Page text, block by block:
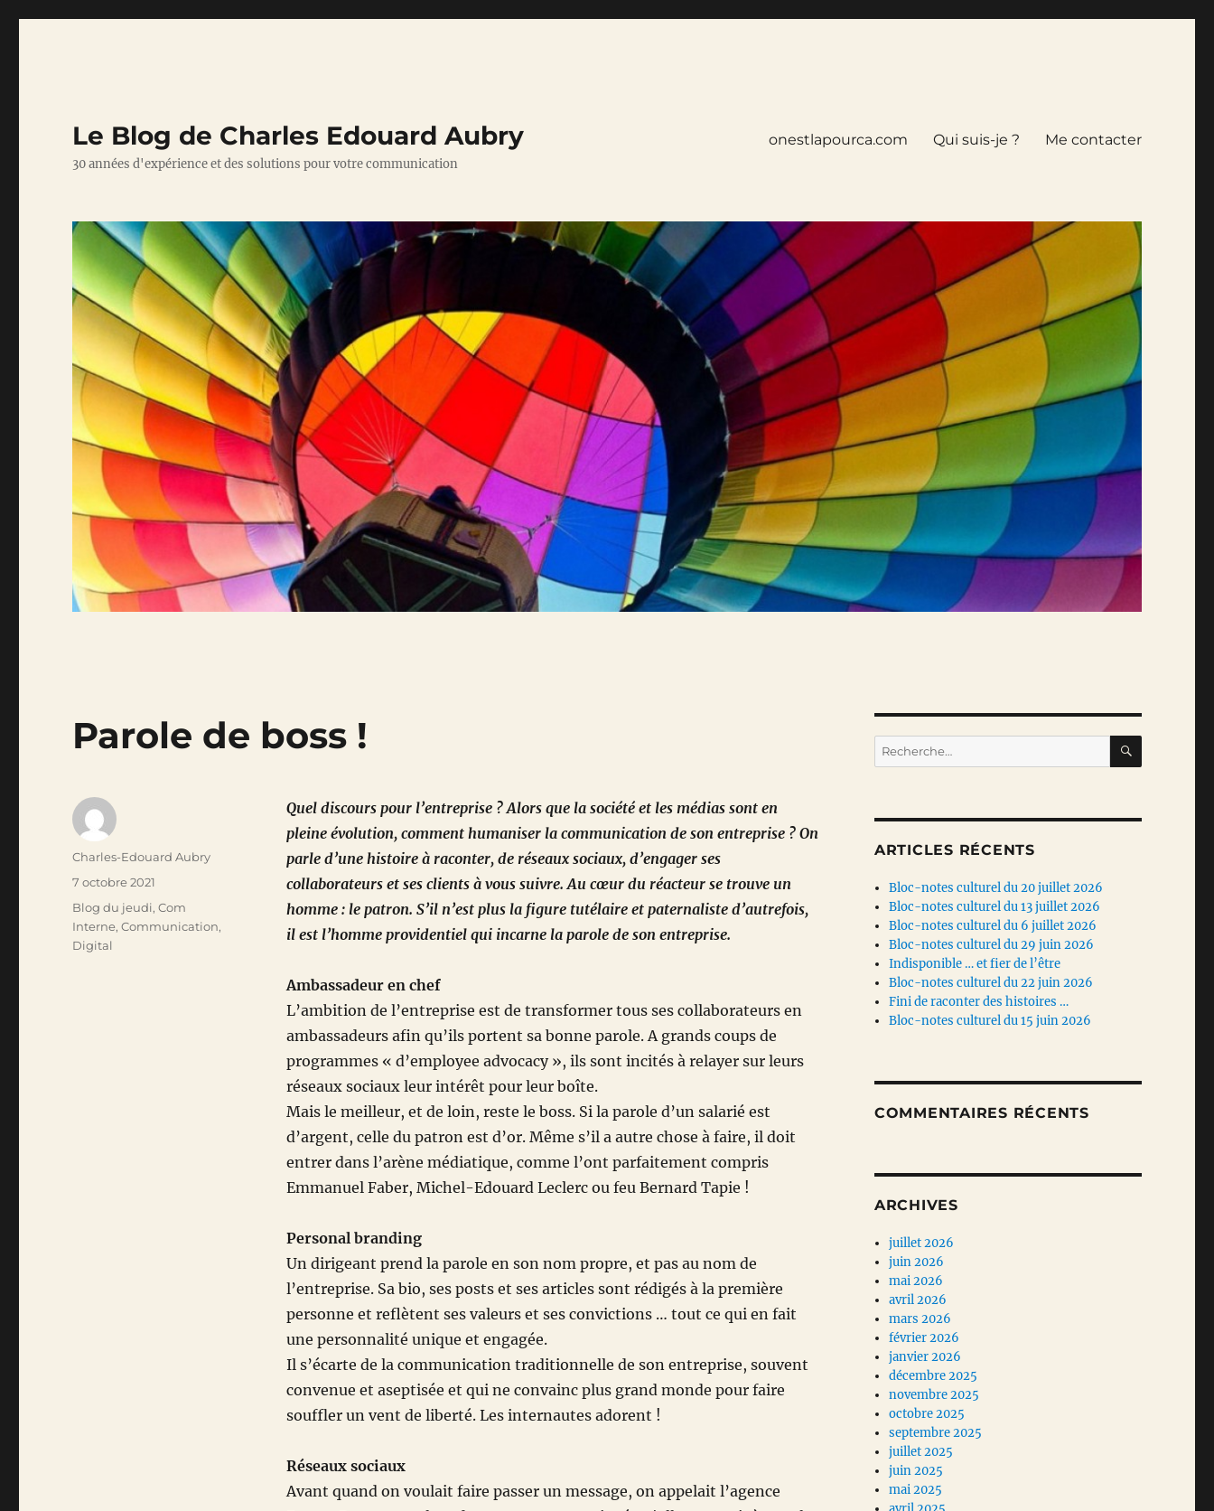
Le Blog de Charles Edouard Aubry
30 années d'expérience et des solutions pour votre communication
onestlapourca.com Qui suis-je ? Me contacter
Parole de boss !
Quel discours pour l’entreprise ? Alors que la société et les médias sont en
pleine évolution, comment humaniser la communication de son entreprise ? On
parle d’une histoire à raconter, de réseaux sociaux, d’engager ses
collaborateurs et ses clients à vous suivre. Au cœur du réacteur se trouve un
homme : le patron. S’il n’est plus la figure tutélaire et paternaliste d’autrefois,
il est l’homme providentiel qui incarne la parole de son entreprise.
Ambassadeur en chef
L’ambition de l’entreprise est de transformer tous ses collaborateurs en
ambassadeurs afin qu’ils portent sa bonne parole. A grands coups de
programmes « d’employee advocacy », ils sont incités à relayer sur leurs
réseaux sociaux leur intérêt pour leur boîte.
Mais le meilleur, et de loin, reste le boss. Si la parole d’un salarié est
d’argent, celle du patron est d’or. Même s’il a autre chose à faire, il doit
entrer dans l’arène médiatique, comme l’ont parfaitement compris
Emmanuel Faber, Michel-Edouard Leclerc ou feu Bernard Tapie !
Personal branding
Un dirigeant prend la parole en son nom propre, et pas au nom de
l’entreprise. Sa bio, ses posts et ses articles sont rédigés à la première
personne et reflètent ses valeurs et ses convictions … tout ce qui en fait
une personnalité unique et engagée.
Il s’écarte de la communication traditionnelle de son entreprise, souvent
convenue et aseptisée et qui ne convainc plus grand monde pour faire
souffler un vent de liberté. Les internautes adorent !
Réseaux sociaux
Avant quand on voulait faire passer un message, on appelait l’agence
Auteur
Charles-Edouard Aubry
Publié
le
7 octobre 2021
Catégories
Blog du jeudi,Com
Interne,Communication,
Digital
Recherche
pour :
ARTICLES RÉCENTS
Bloc-notes culturel du 20 juillet 2026
Bloc-notes culturel du 13 juillet 2026
Bloc-notes culturel du 6 juillet 2026
Bloc-notes culturel du 29 juin 2026
Indisponible … et fier de l’être
Bloc-notes culturel du 22 juin 2026
Fini de raconter des histoires …
Bloc-notes culturel du 15 juin 2026
COMMENTAIRES RÉCENTS
ARCHIVES
juillet 2026
juin 2026
mai 2026
avril 2026
mars 2026
février 2026
janvier 2026
décembre 2025
novembre 2025
octobre 2025
septembre 2025
juillet 2025
juin 2025
mai 2025